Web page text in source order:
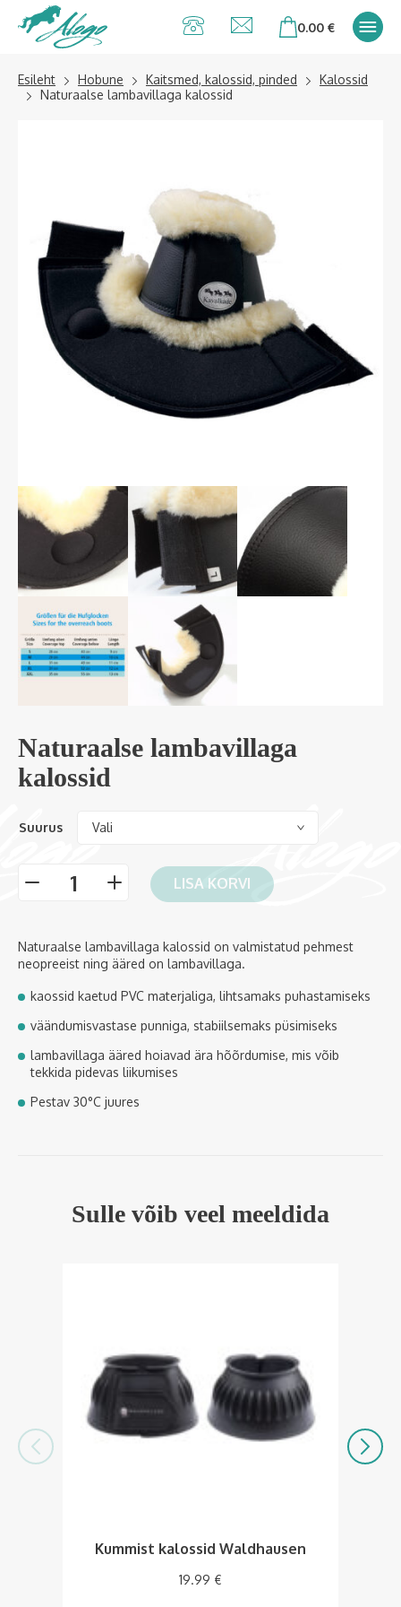
Alogo Hobu ja
ratsavarustus
0.00 €
Esileht Hobune Kaitsmed, kalossid, pinded
Kalossid
Naturaalse lambavillaga kalossid
Naturaalse lambavillaga
kalossid
Suurus
- + LISA KORVI
Naturaalse lambavillaga kalossid on valmistatud pehmest
neopreeist ning ääred on lambavillaga.
kaossid kaetud PVC materjaliga, lihtsamaks puhastamiseks
väändumisvastase punniga, stabiilsemaks püsimiseks
lambavillaga ääred hoiavad ära hõõrdumise, mis võib
tekkida pidevas liikumises
Pestav 30°C juures
Sulle võib veel meeldida
Kummist kalossid Waldhausen
19.99 €